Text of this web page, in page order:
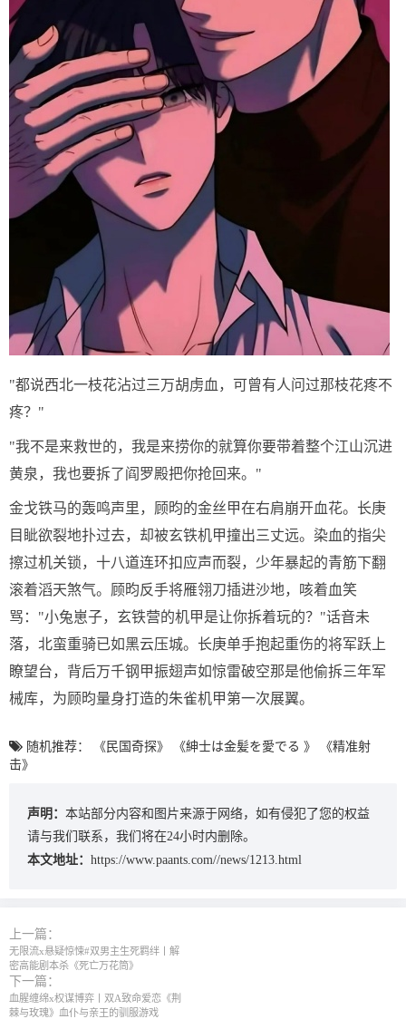
"都说西北一枝花沾过三万胡虏血，可曾有人问过那枝花疼不
疼？"
"我不是来救世的，我是来捞你的就算你要带着整个江山沉进
黄泉，我也要拆了阎罗殿把你抢回来。"
金戈铁马的轰鸣声里，顾昀的金丝甲在右肩崩开血花。长庚
目眦欲裂地扑过去，却被玄铁机甲撞出三丈远。染血的指尖
擦过机关锁，十八道连环扣应声而裂，少年暴起的青筋下翻
滚着滔天煞气。顾昀反手将雁翎刀插进沙地，咳着血笑
骂："小兔崽子，玄铁营的机甲是让你拆着玩的？"话音未
落，北蛮重骑已如黑云压城。长庚单手抱起重伤的将军跃上
瞭望台，背后万千钢甲振翅声如惊雷破空那是他偷拆三年军
械库，为顾昀量身打造的朱雀机甲第一次展翼。
随机推荐： 《民国奇探》 《紳士は金髪を愛でる 》
《精准射
击》
声明： 本站部分内容和图片来源于网络，如有侵犯了您的权益
请与我们联系，我们将在24小时内删除。
本文地址： https://www.paants.com//news/1213.html
上一篇：
无限流x悬疑惊悚#双男主生死羁绊丨解
密高能剧本杀《死亡万花筒》
下一篇：
血腥缠绵x权谋博弈丨双A致命爱恋《荆
棘与玫瑰》血仆与亲王的驯服游戏